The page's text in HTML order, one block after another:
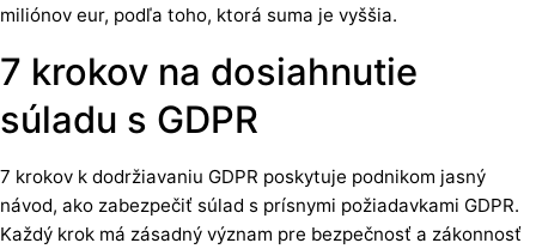
miliónov eur, podľa toho, ktorá suma je vyššia.
7 krokov na dosiahnutie
súladu s GDPR
7 krokov k dodržiavaniu GDPR poskytuje podnikom jasný
návod, ako zabezpečiť súlad s prísnymi požiadavkami GDPR.
Každý krok má zásadný význam pre bezpečnosť a zákonnosť